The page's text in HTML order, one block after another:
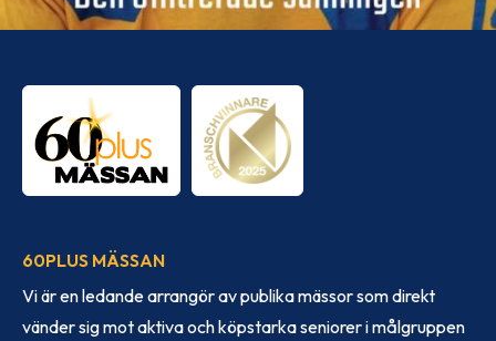
60PLUS MÄSSAN
Vi är en ledande arrangör av publika mässor som direkt
vänder sig mot aktiva och köpstarka seniorer i målgruppen